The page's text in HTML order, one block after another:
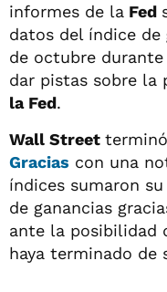
informes de la Fed
datos del índice de
de octubre durante
dar pistas sobre la
la Fed.
Wall Street terminó
Gracias con una
índices sumaron
de ganancias
ante la posibilidad
haya terminado de